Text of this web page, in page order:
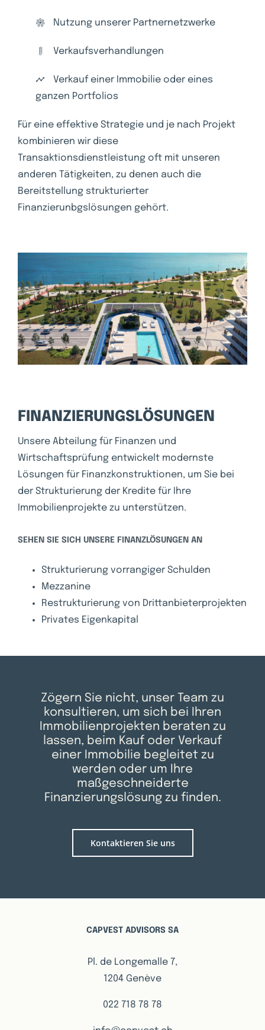
Nutzung unserer Partnernetzwerke
Verkaufsverhandlungen
Verkauf einer Immobilie oder eines
ganzen Portfolios
Für eine effektive Strategie und je nach Projekt
kombinieren wir diese
Transaktionsdienstleistung oft mit unseren
anderen Tätigkeiten, zu denen auch die
Bereitstellung strukturierter
Finanzierunbgslösungen gehört.
FINANZIERUNGSLÖSUNGEN
Unsere Abteilung für Finanzen und
Wirtschaftsprüfung entwickelt modernste
Lösungen für Finanzkonstruktionen, um Sie bei
der Strukturierung der Kredite für Ihre
Immobilienprojekte zu unterstützen.
SEHEN SIE SICH UNSERE FINANZLÖSUNGEN AN
Strukturierung vorrangiger Schulden
Mezzanine
Restrukturierung von Drittanbieterprojekten
Privates Eigenkapital
Zögern Sie nicht, unser Team zu
konsultieren, um sich bei Ihren
Immobilienprojekten beraten zu
lassen, beim Kauf oder Verkauf
einer Immobilie begleitet zu
werden oder um Ihre
maßgeschneiderte
Finanzierungslösung zu finden.
Kontaktieren Sie uns
CAPVEST ADVISORS SA
Pl. de Longemalle 7,
1204 Genève
022 718 78 78